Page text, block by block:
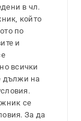
в чл.
който
по
и
всички
дължи на
се
За да